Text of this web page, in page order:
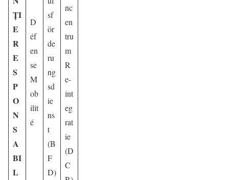
ȚI
E
R
E
S
P
O
N
S
A
BI
L
D
éf
en
se
M
ob
ilit
é
sf
ör
de
ru
ng
sd
ie
ns
t
(B
F
D)
nc
en
tru
m
R
e-
int
eg
rat
ie
(D
C